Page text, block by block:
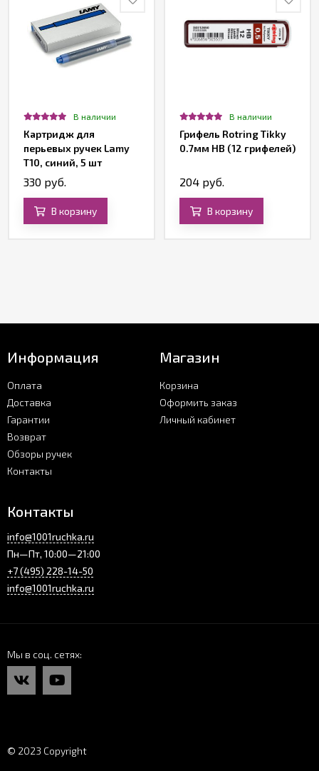
В наличии
Картридж для
перьевых ручек Lamy
T10, синий, 5 шт
330 руб.
В корзину
В наличии
Грифель Rotring Tikky
0.7мм HB (12 грифелей)
204 руб.
В корзину
Информация
Оплата
Доставка
Гарантии
Возврат
Обзоры ручек
Контакты
Магазин
Корзина
Оформить заказ
Личный кабинет
Контакты
info@1001ruchka.ru
Пн—Пт, 10:00—21:00
+7 (495) 228-14-50
info@1001ruchka.ru
Мы в соц. сетях
© 2023 Copyright